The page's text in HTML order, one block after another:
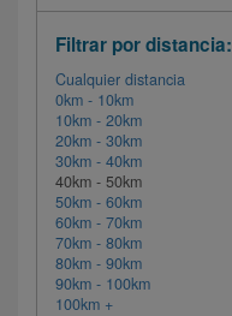
Filtrar por distancia:
Cualquier distancia
0km - 10km
10km - 20km
20km - 30km
30km - 40km
40km - 50km
50km - 60km
60km - 70km
70km - 80km
80km - 90km
90km - 100km
100km +